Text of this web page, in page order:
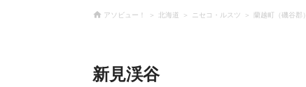
アソビュー！ 北海道 ニセコ・ルスツ 蘭越町（磯谷郡）
新見渓谷